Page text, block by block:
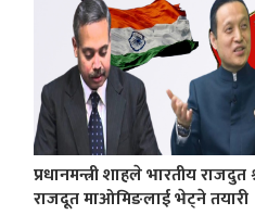
प्रधानमन्त्री शाहले भारतीय
राजदूत माओमिङलाई भेट्ने तयारी